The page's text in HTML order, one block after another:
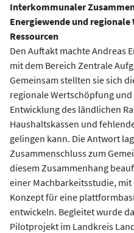
Interkommunaler
Energiewende und
Ressourcen
Den Auftakt machte Andreas
mit dem Bereich Zentrale
Gemeinsam stellten sie sich
regionale Wertschöpfung
Entwicklung des ländlichen
Haushaltskassen und
gelingen kann. Die Antwort
Zusammenschluss zum
diesem Zusammenhang
einer Machbarkeitsstudie,
Konzept für eine
entwickeln. Begleitet wurde
Pilotprojekt im Landkreis